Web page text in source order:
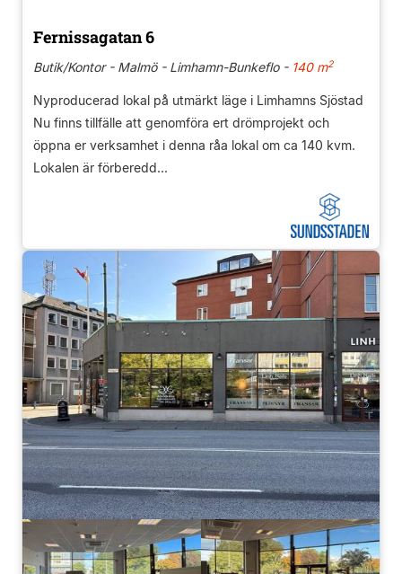
Fernissagatan 6
Butik/Kontor - Malmö - Limhamn-Bunkeflo -140 m2
Nyproducerad lokal på utmärkt läge i Limhamns Sjöstad
Nu finns tillfälle att genomföra ert drömprojekt och
öppna er verksamhet i denna råa lokal om ca 140 kvm.
Lokalen är förberedd...